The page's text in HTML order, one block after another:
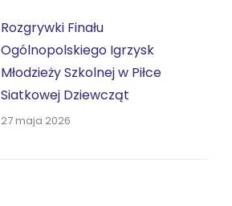
Rozgrywki Finału
Ogólnopolskiego Igrzysk
Młodzieży Szkolnej w Piłce
Siatkowej Dziewcząt
27 maja 2026